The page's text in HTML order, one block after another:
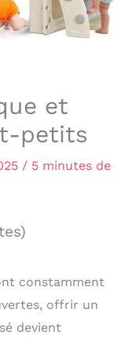
et
petits
/ 5 minutes de
constamment
offrir un
devient